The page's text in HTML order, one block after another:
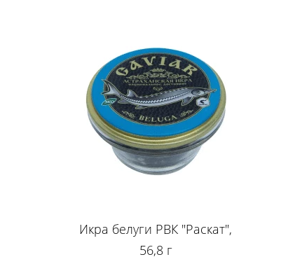
Икра белуги РВК "Раскат",
56,8 г